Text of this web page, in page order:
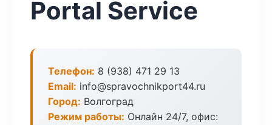
Portal Service
Телефон: 8 (938) 471 29 13
Email: info@spravochnikport44.ru
Город: Волгоград
Режим работы: Онлайн 24/7, офис: